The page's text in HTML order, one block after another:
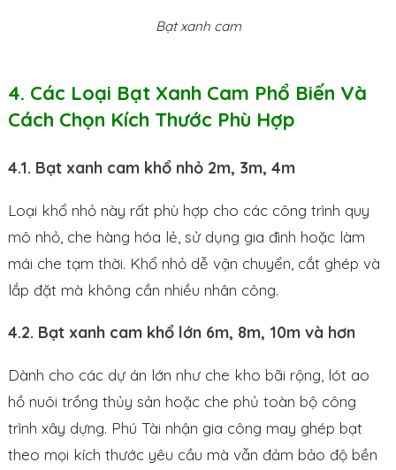
Bạt xanh cam
4. Các Loại Bạt Xanh Cam Phổ Biến Và
Cách Chọn Kích Thước Phù Hợp
4.1. Bạt xanh cam khổ nhỏ 2m, 3m, 4m
Loại khổ nhỏ này rất phù hợp cho các công trình quy
mô nhỏ, che hàng hóa lẻ, sử dụng gia đình hoặc làm
mái che tạm thời. Khổ nhỏ dễ vận chuyển, cắt ghép và
lắp đặt mà không cần nhiều nhân công.
4.2. Bạt xanh cam khổ lớn 6m, 8m, 10m và hơn
Dành cho các dự án lớn như che kho bãi rộng, lót ao
hồ nuôi trồng thủy sản hoặc che phủ toàn bộ công
trình xây dựng. Phú Tài nhận gia công may ghép bạt
theo mọi kích thước yêu cầu mà vẫn đảm bảo độ bền